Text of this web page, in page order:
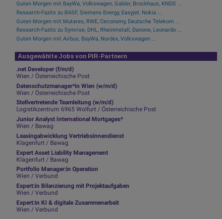
Guten Morgen mit BayWa, Volkswagen, Gabler, Brockhaus, KNDS ...
Research-Fazits zu BASF, Siemens Energy, Easyjet, Nokia ...
Guten Morgen mit Mutares, RWE, Ceconomy, Deutsche Telekom ...
Research-Fazits zu Symrise, DHL, Rheinmetall, Danone, Leonardo ...
Guten Morgen mit Airbus, BayWa, Nordex, Volkswagen ...
Ausgewählte Jobs von PIR-Partnern
.net Developer (f/m/d)
Wien / Österreichische Post
Datenschutzmanager*in Wien (w/m/d)
Wien / Österreichische Post
Stellvertretende Teamleitung (w/m/d)
Logistikzentrum 6965 Wolfurt / Österreichische Post
Junior Analyst International Mortgages*
Wien / Bawag
Leasingabwicklung Vertriebsinnendienst
Klagenfurt / Bawag
Expert Asset Liability Management
Klagenfurt / Bawag
Portfolio Manager:in Operation
Wien / Verbund
Expert:in Bilanzierung mit Projektaufgaben
Wien / Verbund
Expert:in KI & digitale Zusammenarbeit
Wien / Verbund